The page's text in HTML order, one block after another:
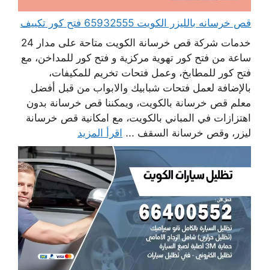
قص خرسانه بالليزر الكويت 65932555 فتح كور تكييف
خدمات شركة قص خرسانة الكويت متاحة على مدار 24
ساعة من فتح كور تهوية مركزية و فتح كور للمداخن، مع
فتح كور للمطابخ، وعمل فتحات تخريم للمكيفات،
بالإضافة لعمل فتحات شبابيك والابواب من قبل أفضل
معلم قص خرسانة بالكويت، ويمكننا قص خرسانة بدون
اهتزازات في المباني بالكويت، مع امكانية قص خرسانة
ليزر، وقص خرسانة السقف ... اقرأ المزيد